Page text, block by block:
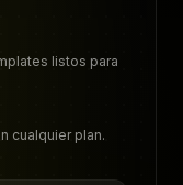
listos para
cualquier plan.